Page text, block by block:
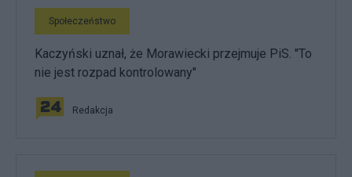
Społeczeństwo
Kaczyński uznał, że Morawiecki przejmuje PiS. "To
nie jest rozpad kontrolowany"
Redakcja